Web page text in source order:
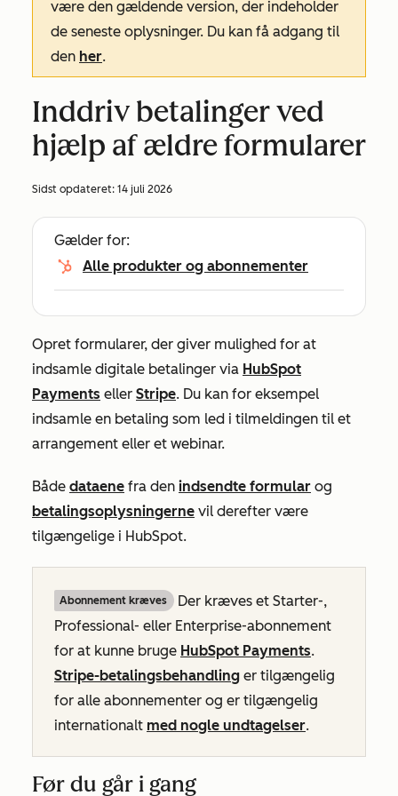
være den gældende version, der indeholder
de seneste oplysninger. Du kan få adgang til
den her.
Inddriv betalinger ved
hjælp af ældre formularer
Sidst opdateret: 14 juli 2026
Gælder for:
Alle produkter og abonnementer
Opret formularer, der giver mulighed for at
indsamle digitale betalinger via HubSpot
Payments eller Stripe. Du kan for eksempel
indsamle en betaling som led i tilmeldingen til et
arrangement eller et webinar.
Både dataene fra den indsendte formular og
betalingsoplysningerne vil derefter være
tilgængelige i HubSpot.
Abonnement kræves Der kræves et Starter-,
Professional- eller Enterprise-abonnement
for at kunne bruge HubSpot Payments.
Stripe-betalingsbehandling er tilgængelig
for alle abonnementer og er tilgængelig
internationalt med nogle undtagelser.
Før du går i gang